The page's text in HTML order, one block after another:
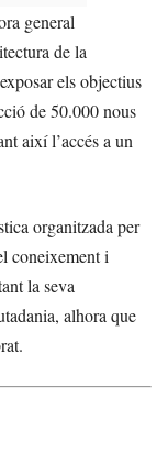
general
de la
els objectius
de 50.000 nous
així l’accés a un
organitzada per
coneixement i
la seva
alhora que